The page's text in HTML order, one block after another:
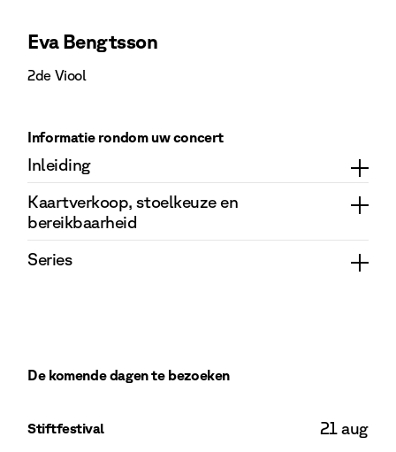
Eva Bengtsson
2de Viool
Informatie rondom uw concert
Inleiding
Kaartverkoop, stoelkeuze en
bereikbaarheid
Series
De komende dagen te bezoeken
Stiftfestival 21 aug